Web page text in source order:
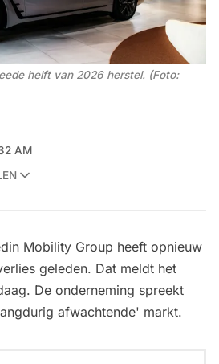
helft van 2026 herstel. (Foto:
AM
Mobility Group heeft opnieuw
geleden. Dat meldt het
De onderneming spreekt
afwachtende' markt.